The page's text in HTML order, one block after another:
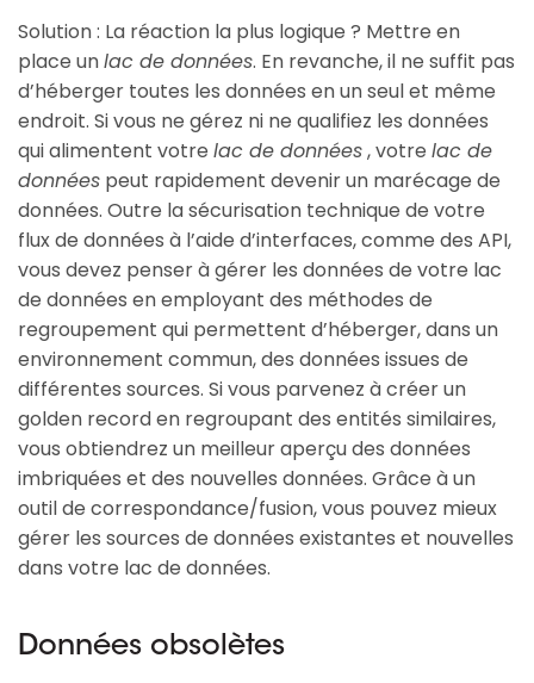
Solution : La réaction la plus logique ? Mettre en
place unlac de données. En revanche, il ne suffit pas
d’héberger toutes les données en un seul et même
endroit. Si vous ne gérez ni ne qualifiez les données
qui alimentent votre lac de données, votre lac de
données peut rapidement devenir un marécage de
données. Outre la sécurisation technique de votre
flux de données à l’aide d’interfaces, comme des API,
vous devez penser à gérer les données de votre lac
de données en employant des méthodes de
regroupement qui permettent d’héberger, dans un
environnement commun, des données issues de
différentes sources. Si vous parvenez à créer un
golden record en regroupant des entités similaires,
vous obtiendrez un meilleur aperçu des données
imbriquées et des nouvelles données. Grâce à un
outil de correspondance/fusion, vous pouvez mieux
gérer les sources de données existantes et nouvelles
dans votre lac de données.
Données obsolètes